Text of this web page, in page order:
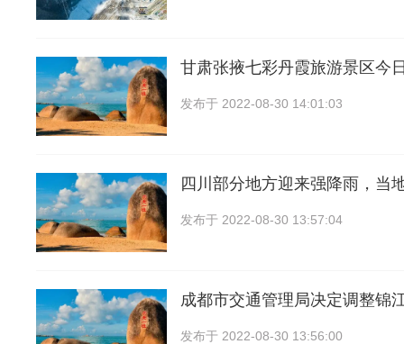
甘肃张掖七彩丹霞旅游景区今
发布于 2022-08-30 14:01:03
四川部分地方迎来强降雨，当
发布于 2022-08-30 13:57:04
成都市交通管理局决定调整锦
发布于 2022-08-30 13:56:00